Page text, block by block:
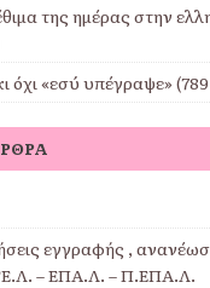
της ημέρας στην
όχι «εσύ υπέγραψε»
εγγραφής ,
– ΕΠΑ.Λ. – Π.ΕΠΑ.Λ.